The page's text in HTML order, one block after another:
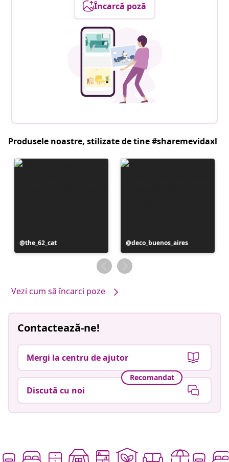
Încarcă poză
Produsele noastre, stilizate de tine #sharemevidaxl
Postare
publicată
the_62_cat
Postare
publicată
de
deco_buenos_aires
Vezi cum să încarci poze
Contactează-ne!
Mergi la centru de ajutor
Recomandat
Discută cu noi